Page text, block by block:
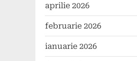
aprilie 2026
februarie 2026
ianuarie 2026